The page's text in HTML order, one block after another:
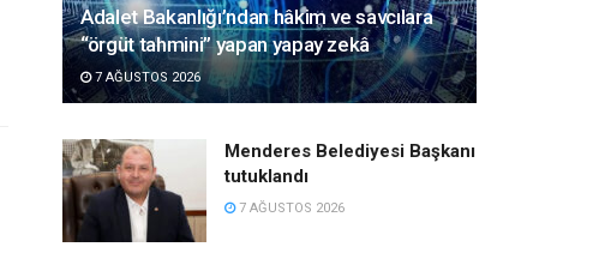
Adalet Bakanlığı’ndan hâkim ve savcılara
“örgüt tahmini” yapan yapay zekâ
7 AĞUSTOS 2026
Menderes Belediyesi Başkanı
tutuklandı
7 AĞUSTOS 2026